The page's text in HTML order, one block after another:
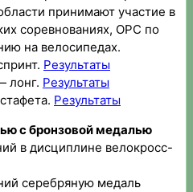
принимают участие в
соревнованиях, ОРС по
на велосипедах.
Результаты
лонг. Результаты
Результаты
с бронзовой медалью
в дисциплине велокросс-
серебряную медаль